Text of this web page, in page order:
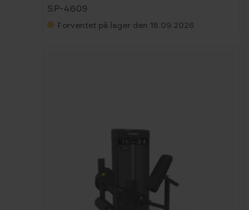
SP-4609
Forventet på lager den 18.09.2026